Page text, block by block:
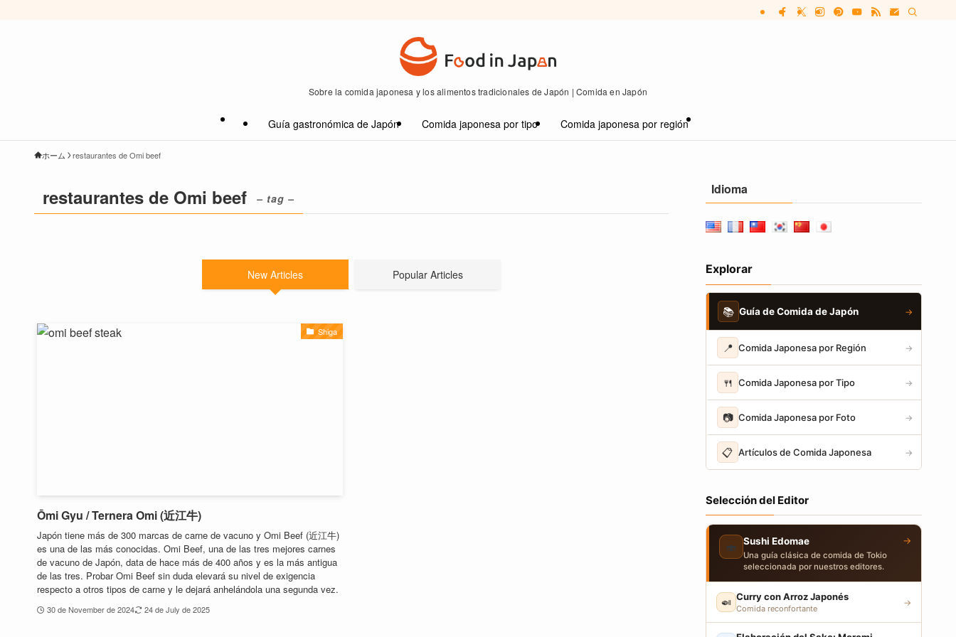
Sobre la comida japonesa y los alimentos tradicionales de Japón | Comida en Japón
Guía gastronómica de Japón Comida japonesa por tipo Comida japonesa por región
ホーム restaurantes de Omi beef
restaurantes de Omi beef – tag –
New Articles Popular Articles
Shiga
Ōmi Gyu / Ternera Omi (近江牛)
Japón tiene más de 300 marcas de carne de vacuno y Omi Beef (近江牛)
es una de las más conocidas. Omi Beef, una de las tres mejores carnes
de vacuno de Japón, data de hace más de 400 años y es la más antigua
de las tres. Probar Omi Beef sin duda elevará su nivel de exigencia
respecto a otros tipos de carne y le dejará anhelándola una segunda vez.
30 de November de 2024 24 de July de 2025
Idioma
Explorar
📚 Guía de Comida de Japón →
📍 Comida Japonesa por Región →
🍴 Comida Japonesa por Tipo →
📷 Comida Japonesa por Foto →
📋 Artículos de Comida Japonesa →
Selección del Editor
🍣 Sushi Edomae
Una guía clásica de comida de Tokio
seleccionada por nuestros editores.
→
🍛 Curry con Arroz Japonés
Comida reconfortante
→